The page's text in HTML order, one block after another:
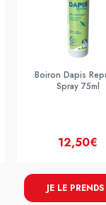
Boiron Dapis
Spray 75ml
12,50€
JE LE